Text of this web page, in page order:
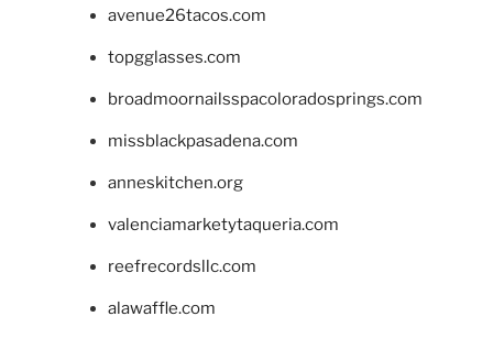
avenue26tacos.com
topgglasses.com
broadmoornailsspacoloradosprings.com
missblackpasadena.com
anneskitchen.org
valenciamarketytaqueria.com
reefrecordsllc.com
alawaffle.com